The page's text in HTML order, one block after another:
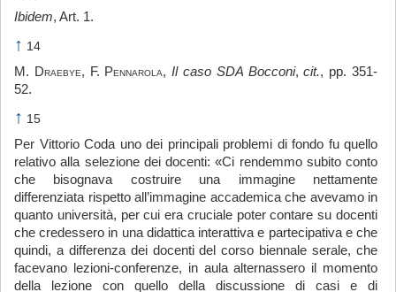
Ibidem, Art. 1.
↑ 14
M. Draebye, F. Pennarola,Il caso SDA Bocconi,cit., pp. 351-
52.
↑ 15
Per Vittorio Coda uno dei principali problemi di fondo fu quello
relativo alla selezione dei docenti: «Ci rendemmo subito conto
che bisognava costruire una immagine nettamente
differenziata rispetto all’immagine accademica che avevamo in
quanto università, per cui era cruciale poter contare su docenti
che credessero in una didattica interattiva e partecipativa e che
quindi, a differenza dei docenti del corso biennale serale, che
facevano lezioni-conferenze, in aula alternassero il momento
della lezione con quello della discussione di casi e di